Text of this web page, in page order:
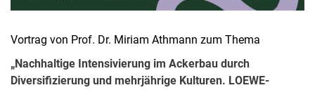
Vortrag von Prof. Dr. Miriam Athmann zum Thema
„Nachhaltige Intensivierung im Ackerbau durch
Diversifizierung und mehrjährige Kulturen. LOEWE-